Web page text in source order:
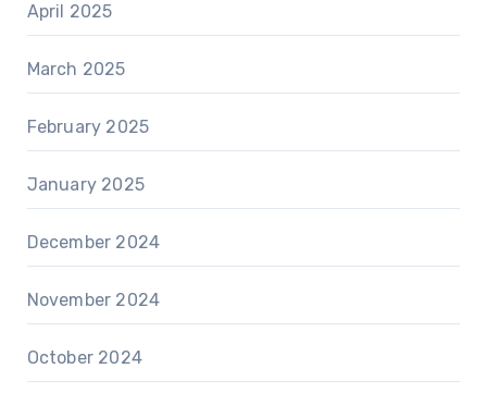
April 2025
March 2025
February 2025
January 2025
December 2024
November 2024
October 2024